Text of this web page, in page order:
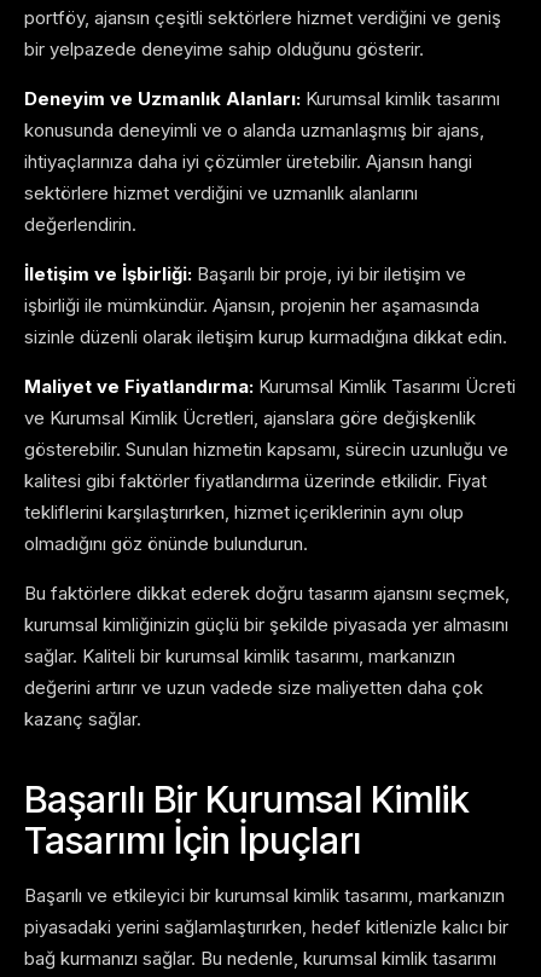
portföy, ajansın çeşitli sektörlere hizmet verdiğini ve geniş
bir yelpazede deneyime sahip olduğunu gösterir.
Deneyim ve Uzmanlık Alanları: Kurumsal kimlik tasarımı
konusunda deneyimli ve o alanda uzmanlaşmış bir ajans,
ihtiyaçlarınıza daha iyi çözümler üretebilir. Ajansın hangi
sektörlere hizmet verdiğini ve uzmanlık alanlarını
değerlendirin.
İletişim ve İşbirliği: Başarılı bir proje, iyi bir iletişim ve
işbirliği ile mümkündür. Ajansın, projenin her aşamasında
sizinle düzenli olarak iletişim kurup kurmadığına dikkat edin.
Maliyet ve Fiyatlandırma: Kurumsal Kimlik Tasarımı Ücreti
ve Kurumsal Kimlik Ücretleri, ajanslara göre değişkenlik
gösterebilir. Sunulan hizmetin kapsamı, sürecin uzunluğu ve
kalitesi gibi faktörler fiyatlandırma üzerinde etkilidir. Fiyat
tekliflerini karşılaştırırken, hizmet içeriklerinin aynı olup
olmadığını göz önünde bulundurun.
Bu faktörlere dikkat ederek doğru tasarım ajansını seçmek,
kurumsal kimliğinizin güçlü bir şekilde piyasada yer almasını
sağlar. Kaliteli bir kurumsal kimlik tasarımı, markanızın
değerini artırır ve uzun vadede size maliyetten daha çok
kazanç sağlar.
Başarılı Bir Kurumsal Kimlik
Tasarımı İçin İpuçları
Başarılı ve etkileyici bir kurumsal kimlik tasarımı, markanızın
piyasadaki yerini sağlamlaştırırken, hedef kitlenizle kalıcı bir
bağ kurmanızı sağlar. Bu nedenle, kurumsal kimlik tasarımı